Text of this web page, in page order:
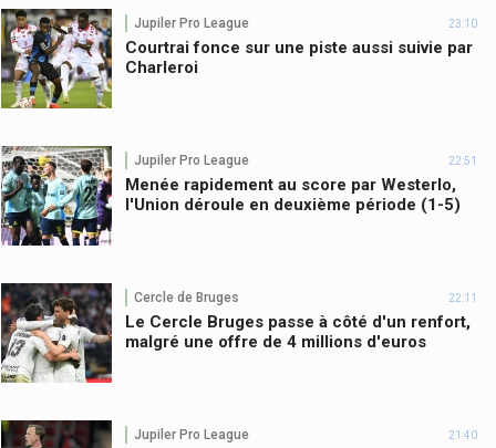
Jupiler Pro League 23:10
Courtrai fonce sur une piste aussi suivie par
Charleroi
Jupiler Pro League 22:51
Menée rapidement au score par Westerlo,
l'Union déroule en deuxième période (1-5)
Cercle de Bruges 22:11
Le Cercle Bruges passe à côté d'un renfort,
malgré une offre de 4 millions d'euros
Jupiler Pro League 21:40